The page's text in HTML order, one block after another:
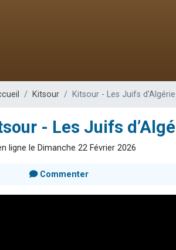
61
Ariel vient
Kitsour Kitsour - Les Juifs d’Algérie
- Les Juifs
ligne le Dimanche 22 Février 2026
Commenter